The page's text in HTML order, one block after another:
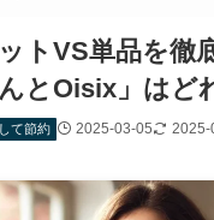
トVS単品を徹
とOisix」はど
て節約 2025-03-05 2025-